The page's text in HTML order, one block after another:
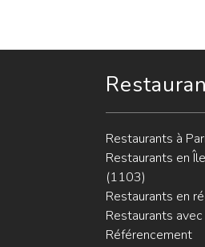
Restaurants à
Restaurants en
(1103)
Restaurants en
Restaurants
Référencement